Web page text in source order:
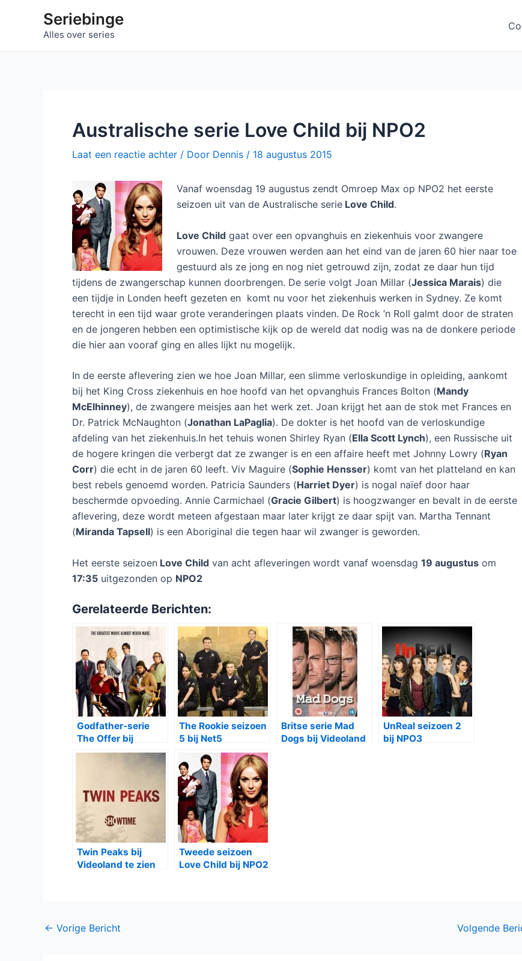
Seriebinge
Alles over series
Australische serie Love Child bij NPO2
Laat een reactie achter / Door Dennis / 18 augustus 2015
Vanaf woensdag 19 augustus zendt Omroep Max op NPO2 het eerste
seizoen uit van de Australische serie Love Child.
Love Child gaat over een opvanghuis en ziekenhuis voor zwangere
vrouwen. Deze vrouwen werden aan het eind van de jaren 60 hier naar toe
gestuurd als ze jong en nog niet getrouwd zijn, zodat ze daar hun tijd
tijdens de zwangerschap kunnen doorbrengen. De serie volgt Joan Millar (Jessica Marais) die
een tijdje in Londen heeft gezeten en komt nu voor het ziekenhuis werken in Sydney. Ze komt
terecht in een tijd waar grote veranderingen plaats vinden. De Rock ’n Roll galmt door de straten
en de jongeren hebben een optimistische kijk op de wereld dat nodig was na de donkere periode
die hier aan vooraf ging en alles lijkt nu mogelijk.
In de eerste aflevering zien we hoe Joan Millar, een slimme verloskundige in opleiding, aankomt
bij het King Cross ziekenhuis en hoe hoofd van het opvanghuis Frances Bolton (Mandy
McElhinney), de zwangere meisjes aan het werk zet. Joan krijgt het aan de stok met Frances en
Dr. Patrick McNaughton (Jonathan LaPaglia). De dokter is het hoofd van de verloskundige
afdeling van het ziekenhuis.In het tehuis wonen Shirley Ryan (Ella Scott Lynch), een Russische uit
de hogere kringen die verbergt dat ze zwanger is en een affaire heeft met Johnny Lowry (Ryan
Corr) die echt in de jaren 60 leeft. Viv Maguire (Sophie Hensser) komt van het platteland en kan
best rebels genoemd worden. Patricia Saunders (Harriet Dyer) is nogal naïef door haar
beschermde opvoeding. Annie Carmichael (Gracie Gilbert) is hoogzwanger en bevalt in de eerste
aflevering, deze wordt meteen afgestaan maar later krijgt ze daar spijt van. Martha Tennant
(Miranda Tapsell) is een Aboriginal die tegen haar wil zwanger is geworden.
Het eerste seizoen Love Child van acht afleveringen wordt vanaf woensdag 19 augustus om
17:35 uitgezonden op NPO2
Gerelateerde Berichten:
Godfather-serie
The Offer bij
Canvas
The Rookie seizoen
5 bij Net5
Britse serie Mad
Dogs bij Videoland
UnReal seizoen 2
bij NPO3
Twin Peaks bij
Videoland te zien
Tweede seizoen
Love Child bij NPO2
Bericht
← Vorige Bericht Volgende